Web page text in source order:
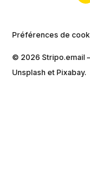
Préférences de
© 2026 Stripо.email
Unsplash et Pixabay.